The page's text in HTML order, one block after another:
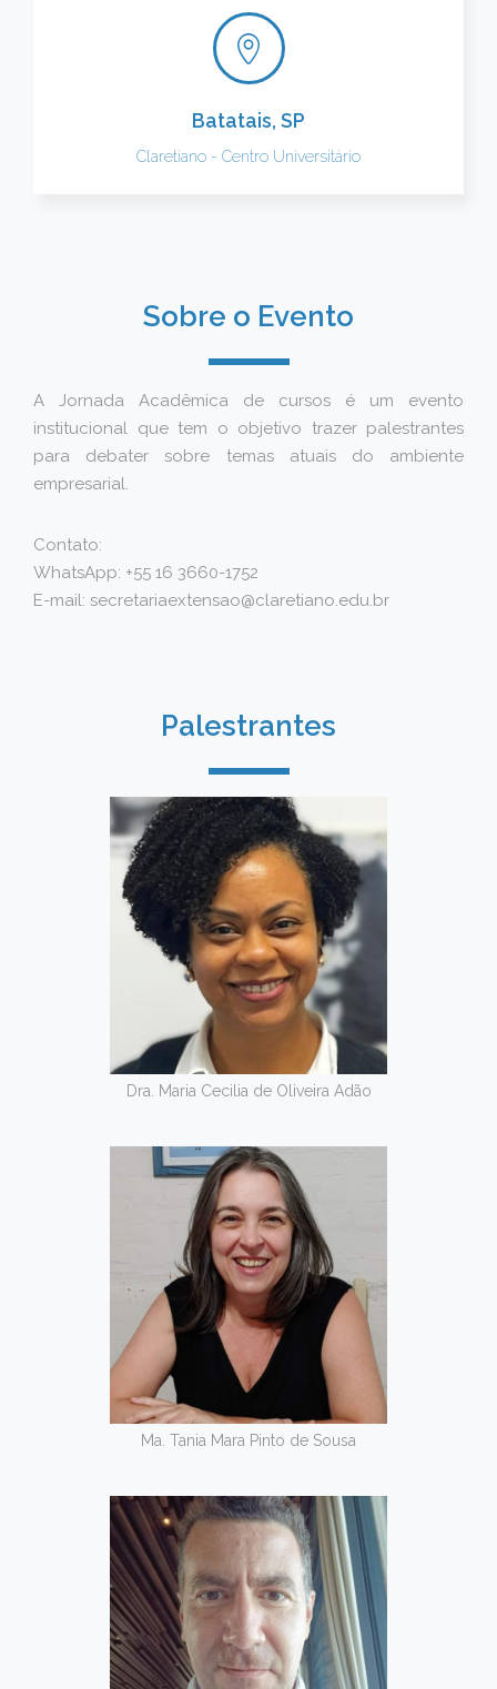
Batatais, SP
Claretiano - Centro Universitário
Sobre o Evento
A Jornada Acadêmica de cursos é um evento
institucional que tem o objetivo trazer palestrantes
para debater sobre temas atuais do ambiente
empresarial.
Contato:
WhatsApp: +55 16 3660-1752
E-mail: secretariaextensao@claretiano.edu.br
Palestrantes
Dra. Maria Cecilia de Oliveira Adão
Ma. Tania Mara Pinto de Sousa